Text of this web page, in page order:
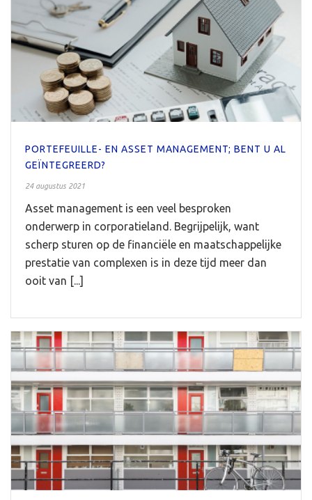
PORTEFEUILLE- EN ASSET MANAGEMENT; BENT U AL
GEÏNTEGREERD?
24 augustus 2021
Asset management is een veel besproken
onderwerp in corporatieland. Begrijpelijk, want
scherp sturen op de financiële en maatschappelijke
prestatie van complexen is in deze tijd meer dan
ooit van [...]